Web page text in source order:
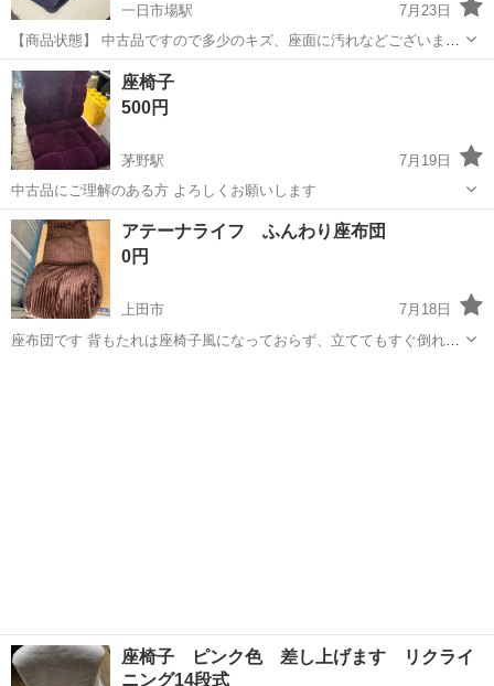
一日市場駅
7月23日
【商品状態】 中古品ですので多少のキズ、座面に汚れなどございま
す。お写真にてご確認下さい。 現在店頭でも販売中です。 販売済みの
場合はご容赦くださいませ。 （※店頭受け渡し）当社では品物を直接
お客様に見て...
長野 安曇野市 一日市場駅
座椅子
500円
茅野駅
7月19日
中古品にご理解のある方 よろしくお願いします
長野 茅野市 茅野駅 椅子
アテーナライフ ふんわり座布団
0円
上田市
7月18日
座布団です 背もたれは座椅子風になっておらず、立ててもすぐ倒れる
座椅子 ピンク色 差し上げます リクライ
ニング14段式